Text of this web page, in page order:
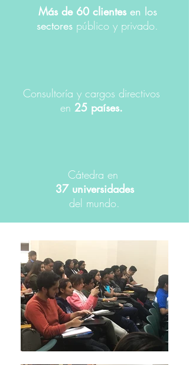
Más de 60 clientes en los
sectores público y privado.
Consultoría y cargos directivos
en 25 países.
Cátedra en
37 universidades
del mundo.